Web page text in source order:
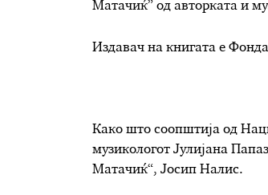
Матачиќ” од авторката и
Издавач на книгата е
Како што соопштија од
музикологот Јулијана
Матачиќ“, Јосип Налис.